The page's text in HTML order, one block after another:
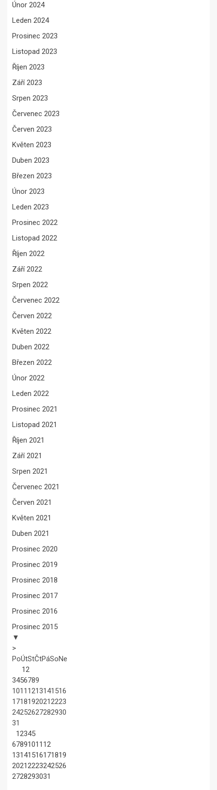
Únor 2024
Leden 2024
Prosinec 2023
Listopad 2023
Říjen 2023
Září 2023
Srpen 2023
Červenec 2023
Červen 2023
Květen 2023
Duben 2023
Březen 2023
Únor 2023
Leden 2023
Prosinec 2022
Listopad 2022
Říjen 2022
Září 2022
Srpen 2022
Červenec 2022
Červen 2022
Květen 2022
Duben 2022
Březen 2022
Únor 2022
Leden 2022
Prosinec 2021
Listopad 2021
Říjen 2021
Září 2021
Srpen 2021
Červenec 2021
Červen 2021
Květen 2021
Duben 2021
Prosinec 2020
Prosinec 2019
Prosinec 2018
Prosinec 2017
Prosinec 2016
Prosinec 2015
▼
>
PoÚtStČtPáSoNe
12
3456789
1011 1213141516
17181920212223
24252627282930
31
12345
67891011 12
13141516171819
20212223242526
2728293031